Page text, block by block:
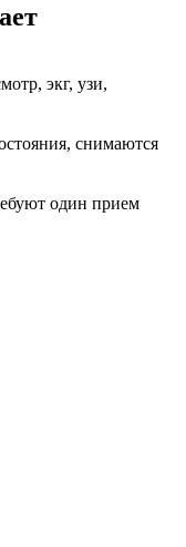
экг, узи,
, снимаются
один прием